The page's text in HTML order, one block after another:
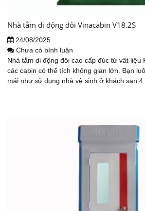
Nhà tắm di động đôi Vinacabin V18.2S
24/08/2025
Chưa có bình luận
Nhà tắm di động đôi cao cấp đúc từ vât liệu
các cabin có thể tích không gian lớn. Bạn
mái như sử dụng nhà vệ sinh ở khách sạn 4